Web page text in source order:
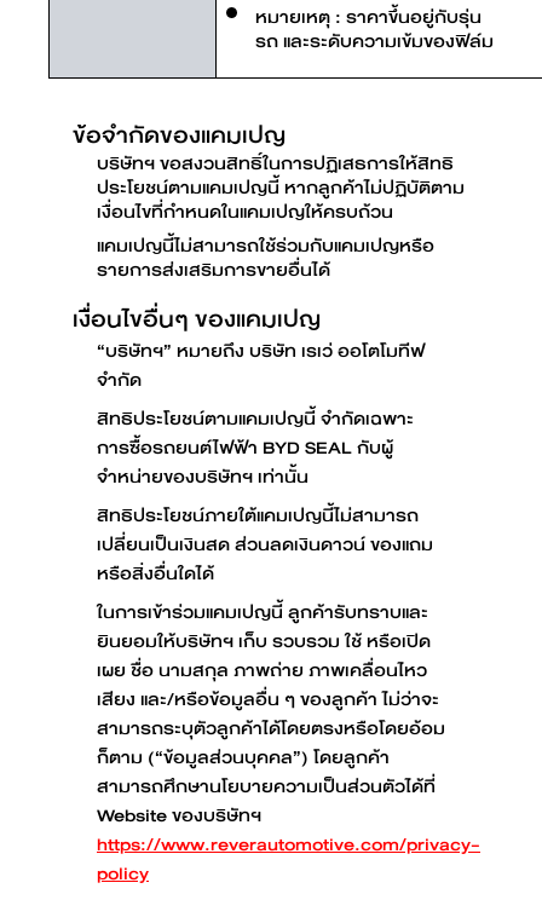
หมายเหตุ : ราคาขึ้นอยู่กับรุ่น
รถ และระดับความเข้มของฟิล์ม
ข้อจำกัดของแคมเปญ
บริษัทฯ ขอสงวนสิทธิ์ในการปฏิเสธการให้สิทธิ
ประโยชน์ตามแคมเปญนี้ หากลูกค้าไม่ปฏิบัติตาม
เงื่อนไขที่กำหนดในแคมเปญให้ครบถ้วน
แคมเปญนี้ไม่สามารถใช้ร่วมกับแคมเปญหรือ
รายการส่งเสริมการขายอื่นได้
เงื่อนไขอื่นๆ ของแคมเปญ
“บริษัทฯ” หมายถึง บริษัท เรเว่ ออโตโมทีฟ
จำกัด
สิทธิประโยชน์ตามแคมเปญนี้ จำกัดเฉพาะ
การซื้อรถยนต์ไฟฟ้า BYD SEAL กับผู้
จำหน่ายของบริษัทฯ เท่านั้น
สิทธิประโยชน์ภายใต้แคมเปญนี้ไม่สามารถ
เปลี่ยนเป็นเงินสด ส่วนลดเงินดาวน์ ของแถม
หรือสิ่งอื่นใดได้
ในการเข้าร่วมแคมเปญนี้ ลูกค้ารับทราบและ
ยินยอมให้บริษัทฯ เก็บ รวบรวม ใช้ หรือเปิด
เผย ชื่อ นามสกุล ภาพถ่าย ภาพเคลื่อนไหว
เสียง และ/หรือข้อมูลอื่น ๆ ของลูกค้า ไม่ว่าจะ
สามารถระบุตัวลูกค้าได้โดยตรงหรือโดยอ้อม
ก็ตาม (“ข้อมูลส่วนบุคคล”) โดยลูกค้า
สามารถศึกษานโยบายความเป็นส่วนตัวได้ที่
Website ของบริษัทฯ
https://www.reverautomotive.com/privacy-
policy